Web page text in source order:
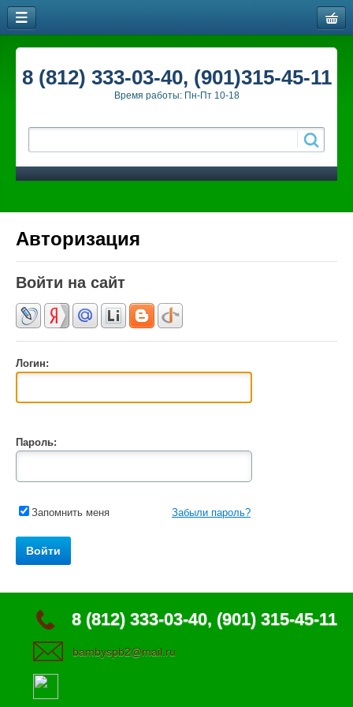
8 (812) 333-03-40, (901)315-45-11
Время работы: Пн-Пт 10-18
Авторизация
Войти на сайт
Логин:
Пароль:
Запомнить меня Забыли пароль?
8 (812) 333-03-40, (901) 315-45-11
bambyspb2@mail.ru